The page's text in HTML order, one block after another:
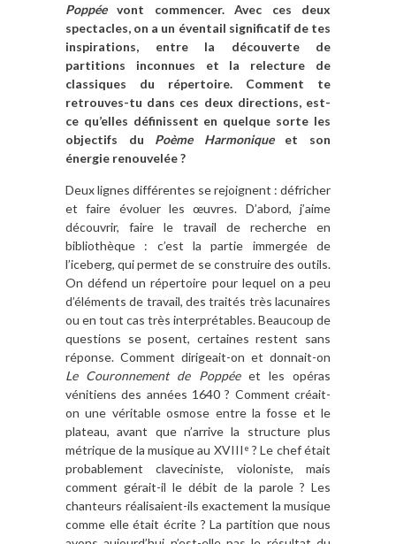
Poppéevont commencer. Avec ces deux
spectacles, on a un éventail significatif de tes
inspirations, entre la découverte de
partitions inconnues et la relecture de
classiques du répertoire. Comment te
retrouves-tu dans ces deux directions, est-
ce qu’elles définissent en quelque sorte les
objectifs du Poème Harmonique et son
énergie renouvelée ?
Deux lignes différentes se rejoignent : défricher
et faire évoluer les œuvres. D’abord, j’aime
découvrir, faire le travail de recherche en
bibliothèque : c’est la partie immergée de
l’iceberg, qui permet de se construire des outils.
On défend un répertoire pour lequel on a peu
d’éléments de travail, des traités très lacunaires
ou en tout cas très interprétables. Beaucoup de
questions se posent, certaines restent sans
réponse. Comment dirigeait-on et donnait-on
Le Couronnement de Poppéeet les opéras
vénitiens des années 1640 ? Comment créait-
on une véritable osmose entre la fosse et le
plateau, avant que n’arrive la structure plus
métrique de la musique au XVIII e ? Le chef était
probablement claveciniste, violoniste, mais
comment gérait-il le débit de la parole ? Les
chanteurs réalisaient-ils exactement la musique
comme elle était écrite ? La partition que nous